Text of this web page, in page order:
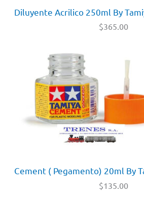
Diluyente Acrilico 250ml By
$365.00
Cement ( Pegamento) 20ml By
$135.00